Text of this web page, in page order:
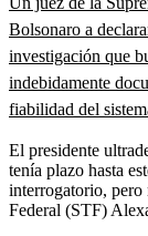
Bolsonaro a
investigación que
indebidamente
fiabilidad del
El presidente
tenía plazo hasta
interrogatorio, pero
Federal (STF)